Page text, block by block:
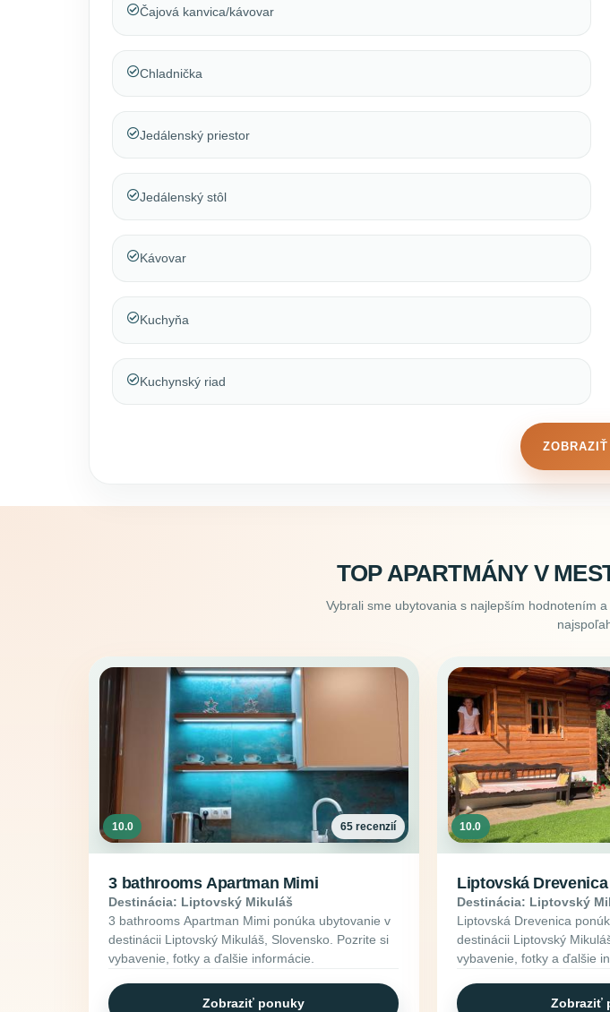
Čajová kanvica/kávovar
Chladnička
Jedálenský priestor
Jedálenský stôl
Kávovar
Kuchyňa
Kuchynský riad
TOP APARTMÁNY V
Vybrali sme ubytovania s najlepším hodnotením
10.0 65 recenzií
3 bathrooms Apartman Mimi
Destinácia: Liptovský Mikuláš
3 bathrooms Apartman Mimi ponúka ubytovanie v
destinácii Liptovský Mikuláš, Slovensko. Pozrite si
vybavenie, fotky a ďalšie informácie.
Zobraziť ponuky
10.0
Liptovská Drevenica
Destinácia: Liptovský
Liptovská Drevenica
destinácii Liptovský
vybavenie, fotky a ďalšie
Zobraziť